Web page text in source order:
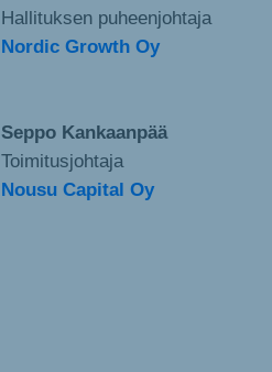
Hallituksen puheenjohtaja
Nordic Growth Oy
Seppo Kankaanpää
Toimitusjohtaja
Nousu Capital Oy